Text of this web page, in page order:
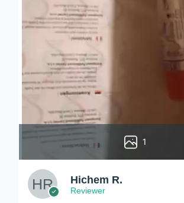
1
Hichem R.
Reviewer